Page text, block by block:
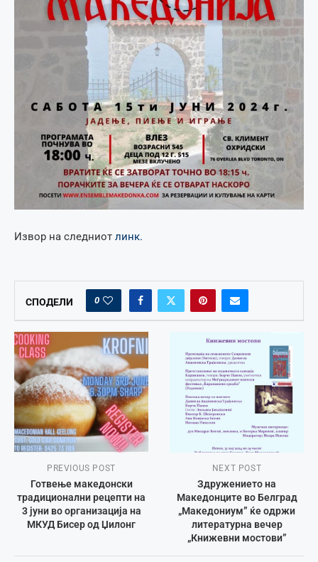
Извор на следниот линк.
СПОДЕЛИ 0
PREVIOUS POST
Готвење македонски
традиционални рецепти на
3 јуни во организација на
МКУД Бисер од Џилонг
NEXT POST
Здружението на
Македонците во Белград
„Македониум” ќе одржи
литературна вечер
„Книжевни мостови”